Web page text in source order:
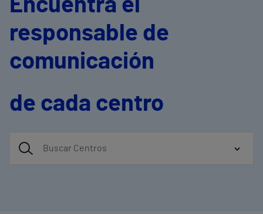
Encuentra el
responsable de
comunicación
de cada centro